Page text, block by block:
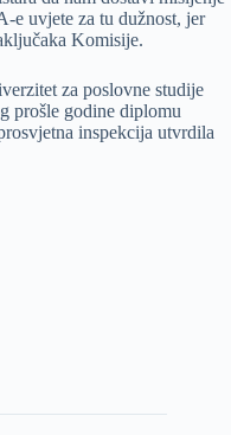
e uvjete za tu dužnost, jer
Komisije.
za poslovne studije
prošle godine diplomu
inspekcija utvrdila